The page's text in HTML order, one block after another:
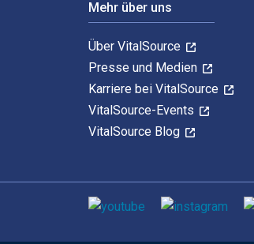
Mehr über uns
Über VitalSource
Presse und Medien
Karriere bei VitalSource
VitalSource-Events
VitalSource Blog
Sozialen Medien